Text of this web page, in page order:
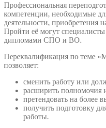
Профессиональная
компетенции, необходимые
деятельности, приобретения
Пройти её могут
дипломами СПО и ВО.
Переквалификация по теме
позволяет:
сменить работу или
расширить полномочия
претендовать на более
получить подготовку
работы.